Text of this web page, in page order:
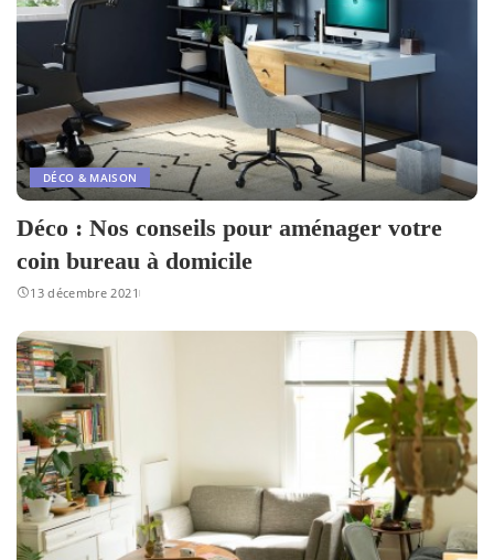
DÉCO & MAISON
Déco : Nos conseils pour aménager votre
coin bureau à domicile
13 décembre 2021